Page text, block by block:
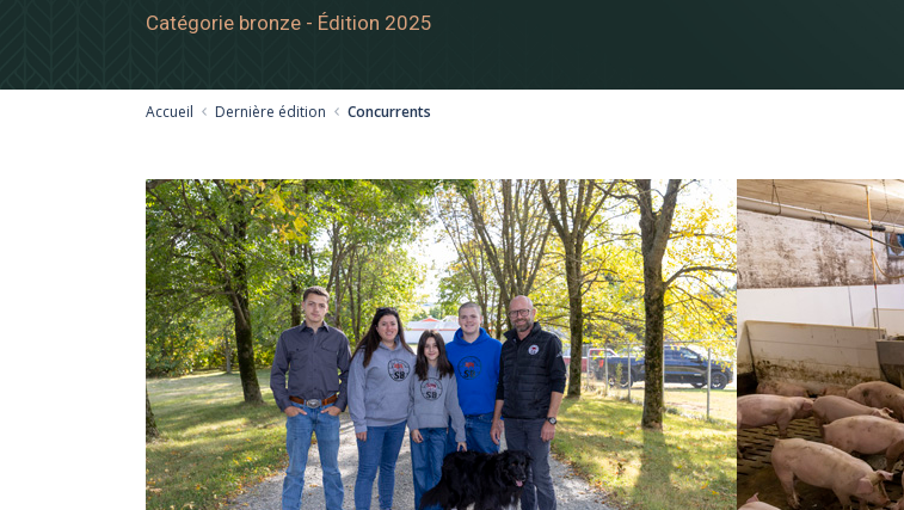
Catégorie bronze - Édition 2025
Accueil Dernière édition Concurrents